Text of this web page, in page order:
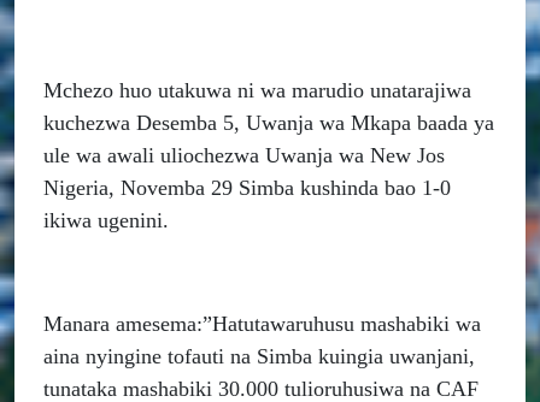
Mchezo huo utakuwa ni wa marudio unatarajiwa
kuchezwa Desemba 5, Uwanja wa Mkapa baada ya
ule wa awali uliochezwa Uwanja wa New Jos
Nigeria, Novemba 29 Simba kushinda bao 1-0
ikiwa ugenini.
Manara amesema:”Hatutawaruhusu mashabiki wa
aina nyingine tofauti na Simba kuingia uwanjani,
tunataka mashabiki 30.000 tulioruhusiwa na CAF